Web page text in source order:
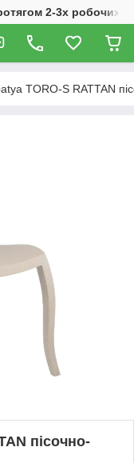
2-3х робочих
TORO-S RATTAN
пісочно-